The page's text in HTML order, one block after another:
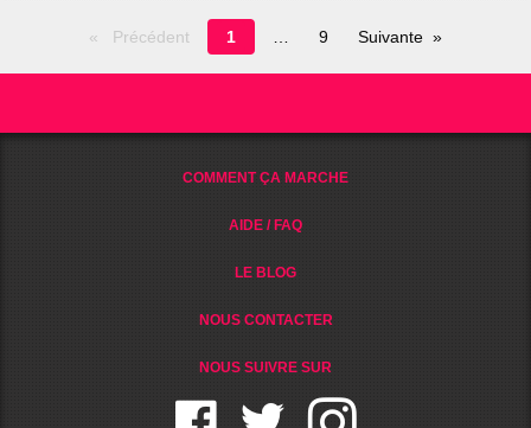
Précédent
Page
en
1 9 Suivante
COMMENT ÇA MARCHE
AIDE / FAQ
LE BLOG
NOUS CONTACTER
NOUS SUIVRE SUR